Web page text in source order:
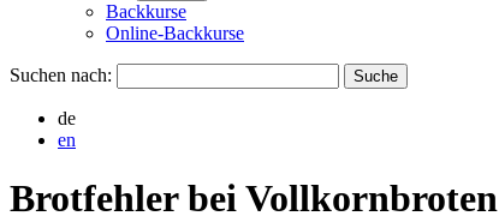
Backkurse
Online-Backkurse
Suchen nach:
de
en
Brotfehler bei Vollkornbroten